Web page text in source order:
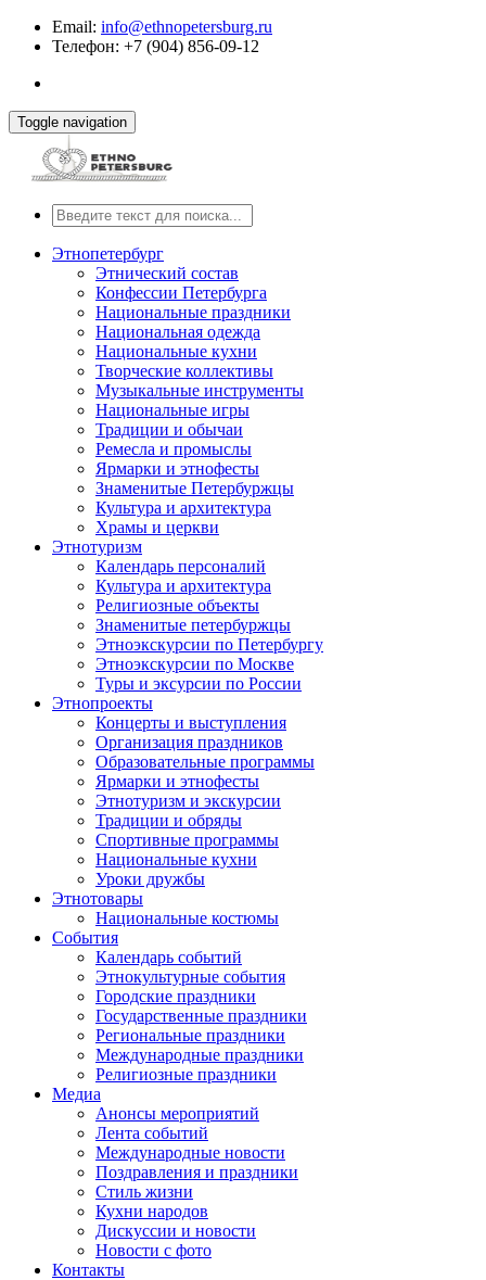
Email: info@ethnopetersburg.ru
Телефон: +7 (904) 856-09-12
Toggle navigation
Этнопетербург
Этнический состав
Конфессии Петербурга
Национальные праздники
Национальная одежда
Национальные кухни
Творческие коллективы
Музыкальные инструменты
Национальные игры
Традиции и обычаи
Ремесла и промыслы
Ярмарки и этнофесты
Знаменитые Петербуржцы
Культура и архитектура
Храмы и церкви
Этнотуризм
Календарь персоналий
Культура и архитектура
Религиозные объекты
Знаменитые петербуржцы
Этноэкскурсии по Петербургу
Этноэкскурсии по Москве
Туры и эксурсии по России
Этнопроекты
Концерты и выступления
Организация праздников
Образовательные программы
Ярмарки и этнофесты
Этнотуризм и экскурсии
Традиции и обряды
Спортивные программы
Национальные кухни
Уроки дружбы
Этнотовары
Национальные костюмы
События
Календарь событий
Этнокультурные события
Городские праздники
Государственные праздники
Региональные праздники
Международные праздники
Религиозные праздники
Медиа
Анонсы мероприятий
Лента событий
Международные новости
Поздравления и праздники
Cтиль жизни
Кухни народов
Дискуссии и новости
Новости с фото
Контакты